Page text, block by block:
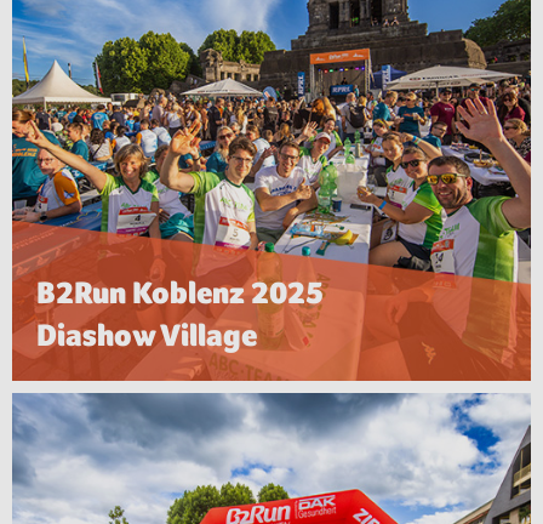
B2Run Koblenz 2025
Diashow Village